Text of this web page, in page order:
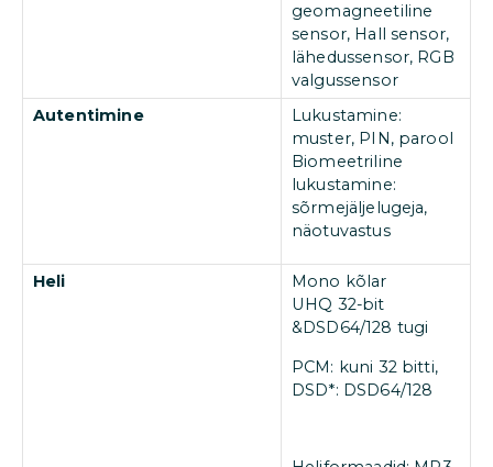
geomagneetiline
sensor, Hall sensor,
lähedussensor, RGB
valgussensor
Autentimine
Lukustamine:
muster, PIN, parool
Biomeetriline
lukustamine:
sõrmejäljelugeja,
näotuvastus
Heli
Mono kõlar
UHQ 32-bit
&DSD64/128 tugi
PCM: kuni 32 bitti,
DSD*: DSD64/128